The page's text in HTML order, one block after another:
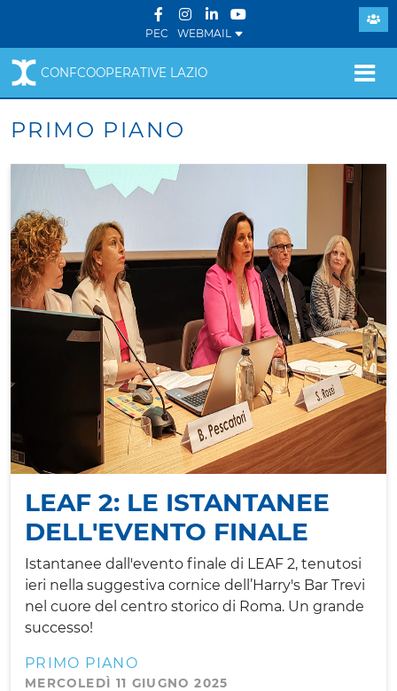
PEC WEBMAIL
CONFCOOPERATIVE LAZIO
PRIMO PIANO
LEAF 2: LE ISTANTANEE
DELL'EVENTO FINALE
Istantanee dall'evento finale di LEAF 2, tenutosi
ieri nella suggestiva cornice dell’Harry's Bar Trevi
nel cuore del centro storico di Roma. Un grande
successo!
PRIMO PIANO
MERCOLEDÌ 11 GIUGNO 2025